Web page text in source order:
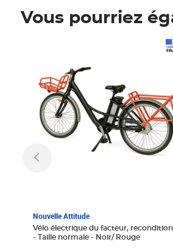
Vous pourriez
Nouvelle Attitude
Vélo électrique du facteur,
- Taille normale - Noir/ Rouge